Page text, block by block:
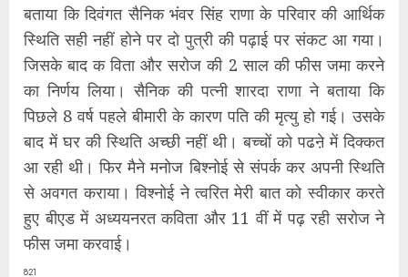
बताया कि दिवंगत सैनिक भंवर सिंह राणा के परिवार की आर्थिक
स्थिति सही नहीं होने पर दो पुत्री की पढ़ाई पर संकट आ गया।
जिसके बाद क विता और सरोज की 2 साल की फीस जमा करने
का निर्णय लिया। सैनिक की पत्नी शारदा राणा ने बताया कि
पिछले 8 वर्ष पहले बीमारी के कारण पति की मृत्यु हो गई। उसके
बाद में घर की स्थिति अच्छी नहीं थी। बच्चों को पढऩे में दिक्कत
आ रही थी। फिर मैने मनोज बिश्नोई से संपर्क कर अपनी स्थिति
से अवगत कराया। विश्नोई ने त्वरित मेरी बात को स्वीकार करते
हुए बीएड में अध्ययनरत कविता और 11 वीं में पढ़ रही सरोज ने
फीस जमा करवाई।
821